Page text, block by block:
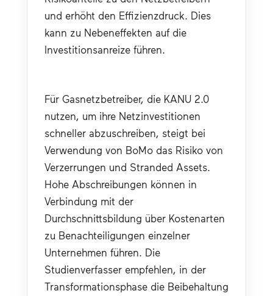
und erhöht den Effizienzdruck. Dies
kann zu Nebeneffekten auf die
Investitionsanreize führen.
Für Gasnetzbetreiber, die KANU 2.0
nutzen, um ihre Netzinvestitionen
schneller abzuschreiben, steigt bei
Verwendung von BoMo das Risiko von
Verzerrungen und Stranded Assets.
Hohe Abschreibungen können in
Verbindung mit der
Durchschnittsbildung über Kostenarten
zu Benachteiligungen einzelner
Unternehmen führen. Die
Studienverfasser empfehlen, in der
Transformationsphase die Beibehaltung